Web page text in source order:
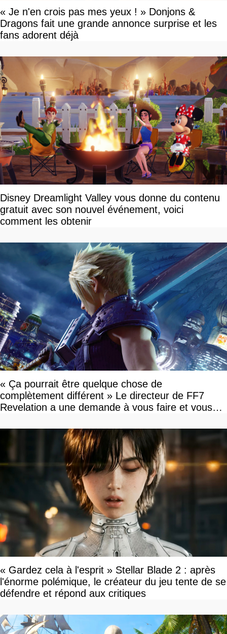
« Je n'en crois pas mes yeux ! » Donjons &
Dragons fait une grande annonce surprise et les
fans adorent déjà
Disney Dreamlight Valley vous donne du contenu
gratuit avec son nouvel événement, voici
comment les obtenir
« Ça pourrait être quelque chose de
complètement différent » Le directeur de FF7
Revelation a une demande à vous faire et vous
« Gardez cela à l'esprit » Stellar Blade 2 : après
l'énorme polémique, le créateur du jeu tente de se
défendre et répond aux critiques